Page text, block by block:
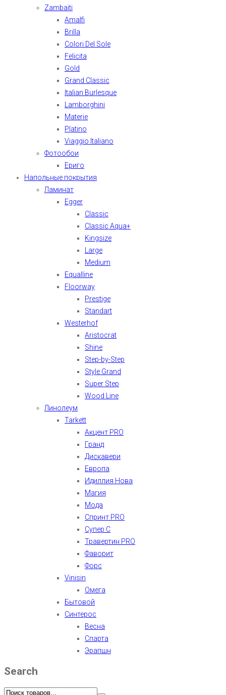
Zambaiti
Amalfi
Brilla
Colori Del Sole
Felicita
Gold
Grand Classic
Italian Burlesque
Lamborghini
Materie
Platino
Viaggio Italiano
Фотообои
Ериго
Напольные покрытия
Ламинат
Egger
Classic
Classic Aqua+
Kingsize
Large
Medium
Equalline
Floorway
Prestige
Standart
Westerhof
Aristocrat
Shine
Step-by-Step
Style Grand
Super Step
Wood Line
Линолеум
Tarkett
Акцент PRO
Гранд
Дискавери
Европа
Идиллия Нова
Магия
Мода
Спринт PRO
Супер С
Травертин PRO
Фаворит
Форс
Vinisin
Омега
Бытовой
Синтерос
Весна
Спарта
Эрапшн
Search